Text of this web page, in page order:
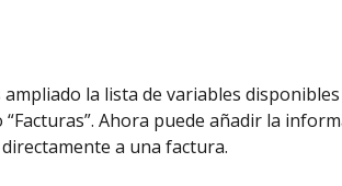
la lista de variables
Ahora puede añadir la
a una factura.